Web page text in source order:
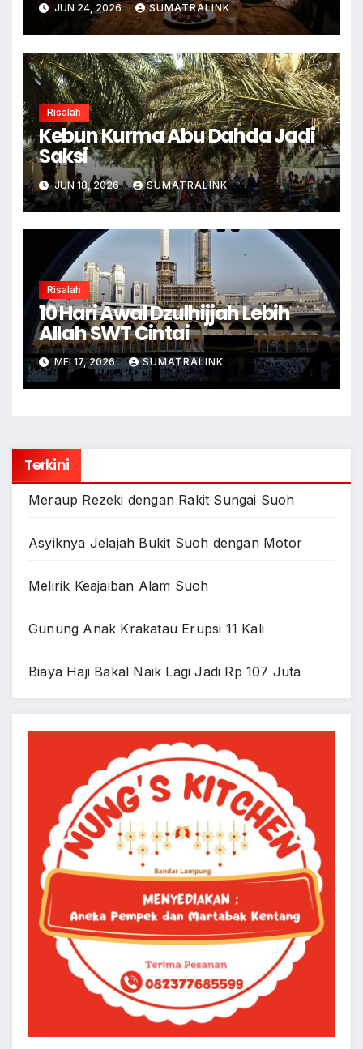
JUN 24, 2026 SUMATRALINK
Risalah
Kebun Kurma Abu Dahda Jadi
Saksi
JUN 18, 2026 SUMATRALINK
Risalah
10 Hari Awal Dzulhijjah Lebih
Allah SWT Cintai
MEI 17, 2026 SUMATRALINK
Terkini
Meraup Rezeki dengan Rakit Sungai Suoh
Asyiknya Jelajah Bukit Suoh dengan Motor
Melirik Keajaiban Alam Suoh
Gunung Anak Krakatau Erupsi 11 Kali
Biaya Haji Bakal Naik Lagi Jadi Rp 107 Juta